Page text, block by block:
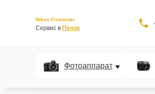
Nikon Fixmaster
Сервис в Пензе
Фотоаппарат